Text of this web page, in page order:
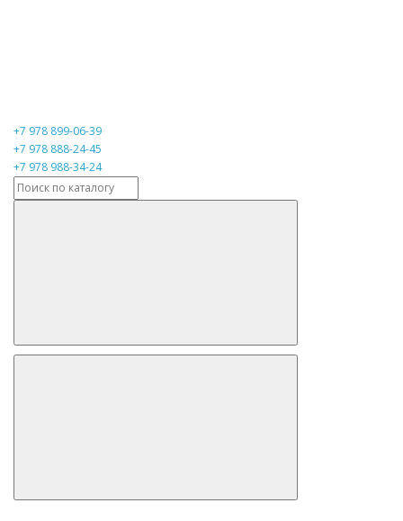
+7 978 899-06-39
+7 978 888-24-45
+7 978 988-34-24